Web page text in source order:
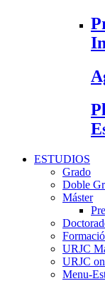
ESTUDIOS
Grado
Doble
Máster
URJC
URJC
Menu-